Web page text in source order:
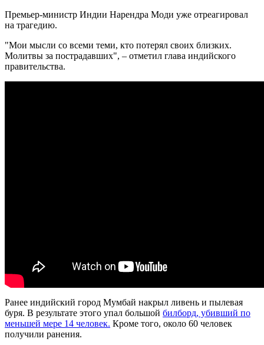
Премьер-министр Индии Нарендра Моди уже отреагировал
на трагедию.
"Мои мысли со всеми теми, кто потерял своих близких.
Молитвы за пострадавших", – отметил глава индийского
правительства.
Ранее индийский город Мумбай накрыл ливень и пылевая
буря. В результате этого упал большой билборд, убивший по
меньшей мере 14 человек. Кроме того, около 60 человек
получили ранения.